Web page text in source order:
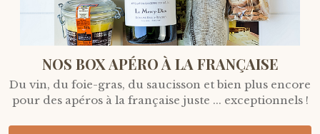
NOS BOX APÉRO À LA FRANÇAISE
Du vin, du foie-gras, du saucisson et bien plus encore
pour des apéros à la française juste ... exceptionnels !